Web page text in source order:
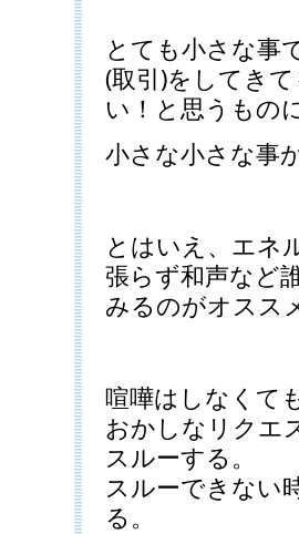
とても小さな事
(取引)をしてき
い！と思うもの
小さな小さな事
とはいえ、エネ
張らず和声など
みるのがオスス
喧嘩はしなくて
おかしなリクエ
スルーする。
スルーできない
る。